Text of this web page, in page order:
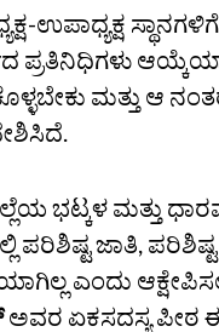
ಉಪಾಧ್ಯಕ್ಷ
ಪ್ರತಿನಿಧಿಗಳು
ಮತ್ತು ಆ
ಭಟ್ಕಳ ಮತ್ತು
ಪರಿಶಿಷ್ಟ ಜಾತಿ,
ಎಂದು
ಅವರ ಏಕಸದಸ್ಯ ಪೀಠ